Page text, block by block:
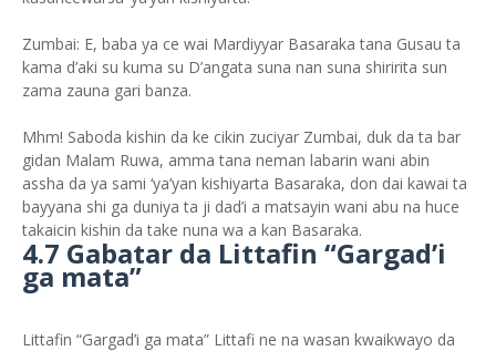
Zumbai: E, baba ya ce wai Mardiyyar Basaraka tana Gusau ta
kama d’aki su kuma su D’angata suna nan suna shiririta sun
zama zauna gari banza.
Mhm! Saboda kishin da ke cikin zuciyar Zumbai, duk da ta bar
gidan Malam Ruwa, amma tana neman labarin wani abin
assha da ya sami ‘ya’yan kishiyarta Basaraka, don dai kawai ta
bayyana shi ga duniya ta ji dad’i a matsayin wani abu na huce
takaicin kishin da take nuna wa a kan Basaraka.
4.7 Gabatar da Littafin “Gargad’i
ga mata”
Littafin “Gargad’i ga mata” Littafi ne na wasan kwaikwayo da